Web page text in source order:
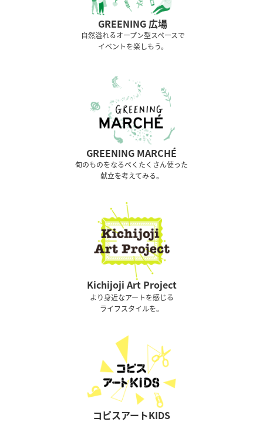
GREENING 広場
⾃然溢れるオープン型スペースで
イベントを楽しもう。
GREENING MARCHÉ
旬のものをなるべくたくさん使った
献立を考えてみる。
Kichijoji Art Project
より身近なアートを感じる
ライフスタイルを。
コピスアートKIDS